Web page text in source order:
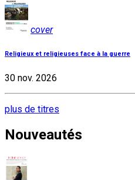
cover
Religieux et religieuses face à la guerre
30 nov. 2026
plus de titres
Nouveautés